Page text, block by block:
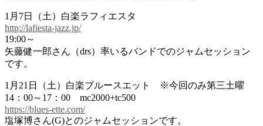
1月7日（土）白楽ラフィエスタ
http://lafiesta-jazz.jp/
19:00～
矢藤健一郎さん（drs）率いるバンドでのジャムセッション
です。
1月21日（土）白楽ブルースエット ※今回のみ第三土曜
14：00～17：00 mc2000+tc500
https://blues-ette.com/
塩塚博さん(G)とのジャムセッションです。